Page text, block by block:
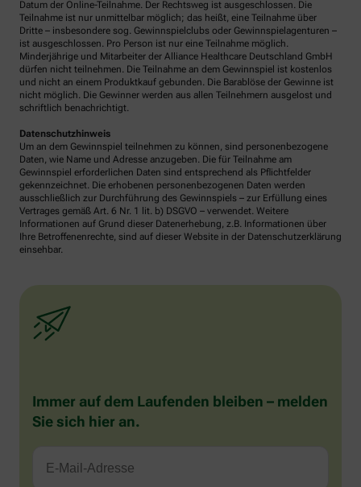
Datum der Online-Teilnahme. Der Rechtsweg ist ausgeschlossen. Die
Teilnahme ist nur unmittelbar möglich; das heißt, eine Teilnahme über
Dritte – insbesondere sog. Gewinnspielclubs oder Gewinnspielagenturen –
ist ausgeschlossen. Pro Person ist nur eine Teilnahme möglich.
Minderjährige und Mitarbeiter der Alliance Healthcare Deutschland GmbH
dürfen nicht teilnehmen. Die Teilnahme an dem Gewinnspiel ist kostenlos
und nicht an einem Produktkauf gebunden. Die Barablöse der Gewinne ist
nicht möglich. Die Gewinner werden aus allen Teilnehmern ausgelost und
schriftlich benachrichtigt.
Datenschutzhinweis
Um an dem Gewinnspiel teilnehmen zu können, sind personenbezogene
Daten, wie Name und Adresse anzugeben. Die für Teilnahme am
Gewinnspiel erforderlichen Daten sind entsprechend als Pflichtfelder
gekennzeichnet. Die erhobenen personenbezogenen Daten werden
ausschließlich zur Durchführung des Gewinnspiels – zur Erfüllung eines
Vertrages gemäß Art. 6 Nr. 1 lit. b) DSGVO – verwendet. Weitere
Informationen auf Grund dieser Datenerhebung, z.B. Informationen über
Ihre Betroffenenrechte, sind auf dieser Website in der Datenschutzerklärung
einsehbar.
Immer auf dem Laufenden bleiben – melden
Sie sich hier an.